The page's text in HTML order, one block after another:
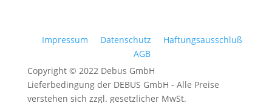
Impressum Datenschutz
Haftungsausschluß
AGB
Copyright © 2022 Debus GmbH
Lieferbedingung der DEBUS GmbH - Alle Preise
verstehen sich zzgl. gesetzlicher MwSt.